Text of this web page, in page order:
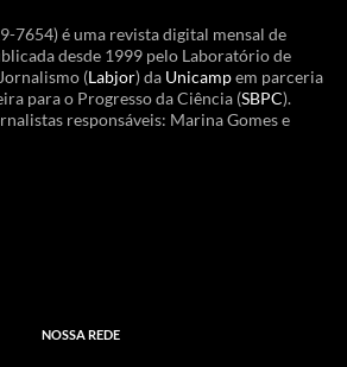
7654) é uma revista digital mensal de
desde 1999 pelo Laboratório de
(Labjor) da Unicampem parceria
para o Progresso da Ciência (SBPC).
responsáveis: Marina Gomes e
NOSSA REDE